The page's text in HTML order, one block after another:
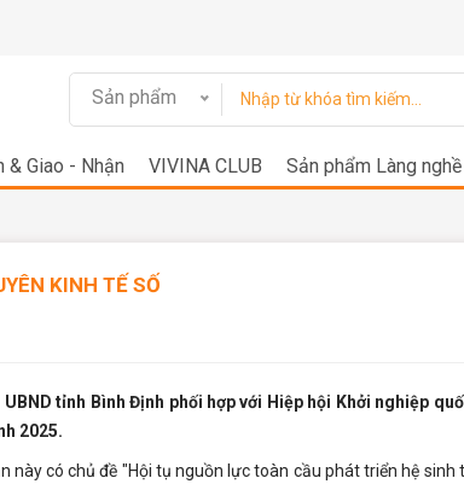
Sản phẩm
& Giao - Nhận VIVINA CLUB Sản phẩm Làng
KINH TẾ SỐ
tỉnh Bình Định phối hợp với Hiệp hội Khởi nghiệp
2025.
này có chủ đề "Hội tụ nguồn lực toàn cầu phát triển hệ